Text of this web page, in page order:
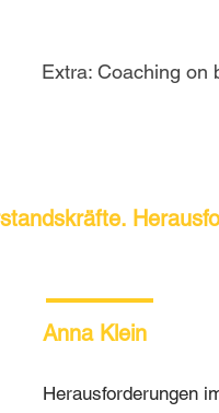
Extra: Coaching on
Anna Klein
Herausforderungen